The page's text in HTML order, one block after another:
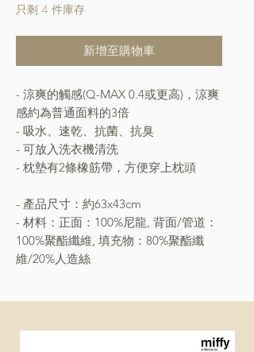
只剩 4 件庫存
新增至購物車
- 涼爽的觸感(Q-MAX 0.4或更高)，涼爽
感約為普通面料的3倍
- 吸水、速乾、抗菌、抗臭
- 可放入洗衣機清洗
- 枕墊有2條橡筋帶，方便穿上枕頭
- 產品尺寸：約63x43cm
- 材料：正面：100%尼龍, 背面/管道：
100%聚酯纖維, 填充物：80%聚酯纖
維/20%人造絲